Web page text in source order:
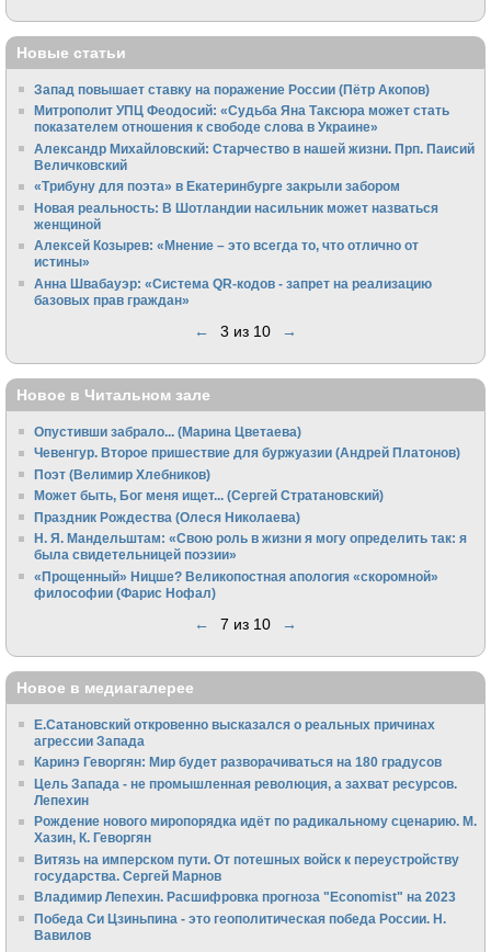
Новые статьи
Запад повышает ставку на поражение России (Пётр Акопов)
Митрополит УПЦ Феодосий: «Судьба Яна Таксюра может стать
показателем отношения к свободе слова в Украине»
Алек­сандр Михайловский: Старчество в нашей жизни. Прп. Паисий
Величковский
«Трибуну для поэта» в Екатеринбурге закрыли забором
Новая реальность: В Шотландии насильник может назваться
женщиной
Алексей Козырев: «Мнение – это всегда то, что отлично от
истины»
Анна Швабауэр: «Система QR-кодов - запрет на реализацию
базовых прав граждан»
← 3 из 10 →
Новое в Читальном зале
Опустивши забрало... (Марина Цветаева)
Чевенгур. Второе пришествие для буржуазии (Андрей Платонов)
Поэт (Велимир Хлебников)
Может быть, Бог меня ищет... (Сергей Стратановский)
Праздник Рождества (Олеся Николаева)
Н. Я. Мандельштам: «Свою pоль в жизни я могу опpеделить так: я
была свидетельницей поэзии»
«Прощенный» Ницше? Великопостная апология «скоромной»
философии (Фарис Нофал)
← 7 из 10 →
Новое в медиагалерее
Е.Сатановский откровенно высказался о реальных причинах
агрессии Запада
Каринэ Геворгян: Мир будет разворачиваться на 180 градусов
Цель Запада - не промышленная революция, а захват ресурсов.
Лепехин
Рождение нового миропорядка идёт по радикальному сценарию. М.
Хазин, К. Геворгян
Витязь на имперском пути. От потешных войск к переустройству
государства. Сергей Марнов
Владимир Лепехин. Расшифровка прогноза "Economist" на 2023
Победа Си Цзиньпина - это геополитическая победа России. Н.
Вавилов